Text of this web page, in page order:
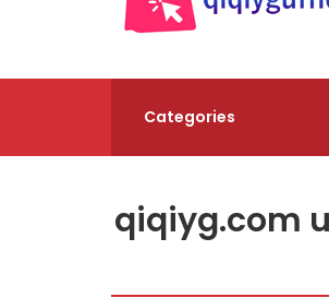
Categories
qiqiyg.com